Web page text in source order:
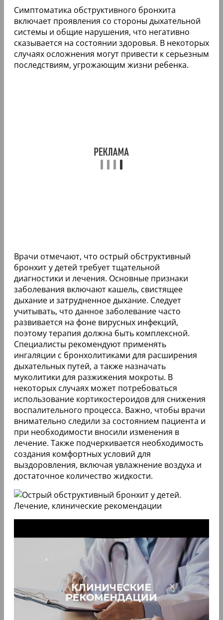
Симптоматика обструктивного бронхита
включает проявления со стороны дыхательной
системы и общие нарушения, что негативно
сказывается на состоянии здоровья. В некоторых
случаях осложнения могут привести к серьезным
последствиям, угрожающим жизни ребенка.
Врачи отмечают, что острый обструктивный
бронхит у детей требует тщательной
диагностики и лечения. Основные признаки
заболевания включают кашель, свистящее
дыхание и затрудненное дыхание. Следует
учитывать, что данное заболевание часто
развивается на фоне вирусных инфекций,
поэтому терапия должна быть комплексной.
Специалисты рекомендуют применять
ингаляции с бронхолитиками для расширения
дыхательных путей, а также назначать
муколитики для разжижения мокроты. В
некоторых случаях может потребоваться
использование кортикостероидов для снижения
воспалительного процесса. Важно, чтобы врачи
внимательно следили за состоянием пациента и
при необходимости вносили изменения в
лечение. Также подчеркивается необходимость
создания комфортных условий для
выздоровления, включая увлажнение воздуха и
достаточное количество жидкости.